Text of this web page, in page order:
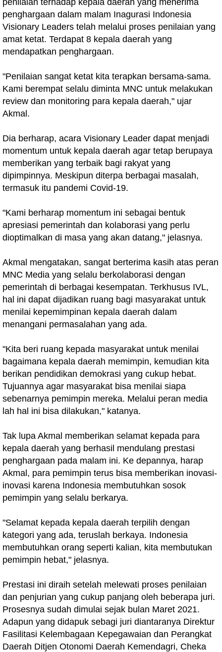
penilaian terhadap kepala daerah yang menerima
penghargaan dalam malam Inagurasi Indonesia
Visionary Leaders telah melalui proses penilaian yang
amat ketat. Terdapat 8 kepala daerah yang
mendapatkan penghargaan.
"Penilaian sangat ketat kita terapkan bersama-sama.
Kami berempat selalu diminta MNC untuk melakukan
review dan monitoring para kepala daerah," ujar
Akmal.
Dia berharap, acara Visionary Leader dapat menjadi
momentum untuk kepala daerah agar tetap berupaya
memberikan yang terbaik bagi rakyat yang
dipimpinnya. Meskipun diterpa berbagai masalah,
termasuk itu pandemi Covid-19.
"Kami berharap momentum ini sebagai bentuk
apresiasi pemerintah dan kolaborasi yang perlu
dioptimalkan di masa yang akan datang," jelasnya.
Akmal mengatakan, sangat berterima kasih atas peran
MNC Media yang selalu berkolaborasi dengan
pemerintah di berbagai kesempatan. Terkhusus IVL,
hal ini dapat dijadikan ruang bagi masyarakat untuk
menilai kepemimpinan kepala daerah dalam
menangani permasalahan yang ada.
"Kita beri ruang kepada masyarakat untuk menilai
bagaimana kepala daerah memimpin, kemudian kita
berikan pendidikan demokrasi yang cukup hebat.
Tujuannya agar masyarakat bisa menilai siapa
sebenarnya pemimpin mereka. Melalui peran media
lah hal ini bisa dilakukan," katanya.
Tak lupa Akmal memberikan selamat kepada para
kepala daerah yang berhasil mendulang prestasi
penghargaan pada malam ini. Ke depannya, harap
Akmal, para pemimpin terus bisa memberikan inovasi-
inovasi karena Indonesia membutuhkan sosok
pemimpin yang selalu berkarya.
"Selamat kepada kepala daerah terpilih dengan
kategori yang ada, teruslah berkaya. Indonesia
membutuhkan orang seperti kalian, kita membutukan
pemimpin hebat," jelasnya.
Prestasi ini diraih setelah melewati proses penilaian
dan penjurian yang cukup panjang oleh beberapa juri.
Prosesnya sudah dimulai sejak bulan Maret 2021.
Adapun yang didapuk sebagi juri diantaranya Direktur
Fasilitasi Kelembagaan Kepegawaian dan Perangkat
Daerah Ditjen Otonomi Daerah Kemendagri, Cheka